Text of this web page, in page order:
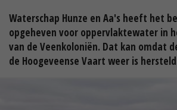
Waterschap Hunze en Aa's heeft het
opgeheven voor oppervlaktewater in
van de Veenkoloniën. Dat kan omdat
de Hoogeveense Vaart weer is